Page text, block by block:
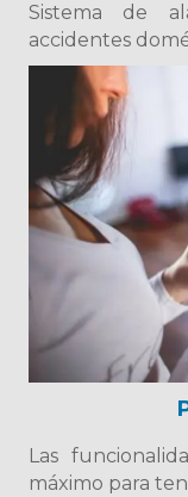
Sistema de
accidentes
Las
máximo para